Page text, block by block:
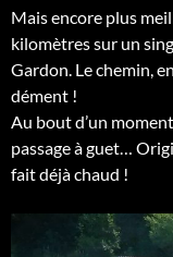
Mais encore plus
kilomètres sur un
Gardon. Le chemin,
dément !
Au bout d’un
passage à guet…
fait déjà chaud !